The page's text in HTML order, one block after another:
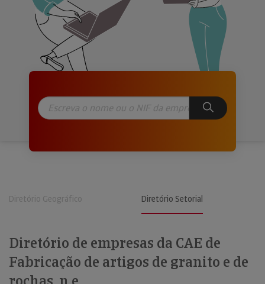
Diretório Geográfico Diretório Setorial
Diretório de empresas da CAE de
Fabricação de artigos de granito e de